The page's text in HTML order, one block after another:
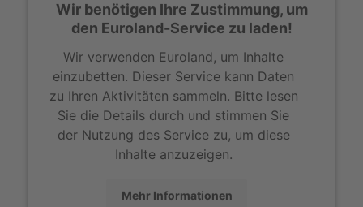
Wir benötigen Ihre Zustimmung, um
den Euroland-Service zu laden!
Wir verwenden Euroland, um Inhalte
einzubetten. Dieser Service kann Daten
zu Ihren Aktivitäten sammeln. Bitte lesen
Sie die Details durch und stimmen Sie
der Nutzung des Service zu, um diese
Inhalte anzuzeigen.
Mehr Informationen